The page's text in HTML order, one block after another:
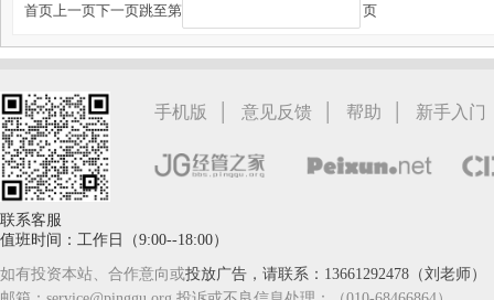
首页 上一页下一页跳至第 页
手机版 | 意见反馈 | 帮助 | 新手入门
联系客服
值班时间：工作日（9:00--18:00）
如有投资本站、合作意向或投放广告，请联系：13661292478（刘老师）